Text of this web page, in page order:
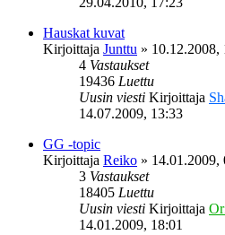
Hauskat kuvat
Kirjoittaja Junttu » 10.12.2008,
4 Vastaukset
19436 Luettu
Uusin viesti Kirjoittaja
14.07.2009, 13:33
GG -topic
Kirjoittaja Reiko » 14.01.2009,
3 Vastaukset
18405 Luettu
Uusin viesti Kirjoittaja
14.01.2009, 18:01